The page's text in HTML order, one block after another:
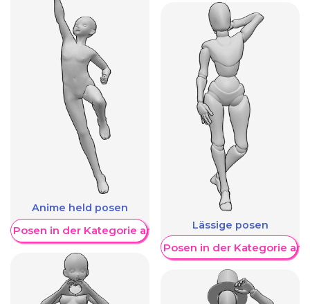
Anime held posen
Posen in der Kategorie anzeigen Lässige posen
Weitere Posen in der Kategorie